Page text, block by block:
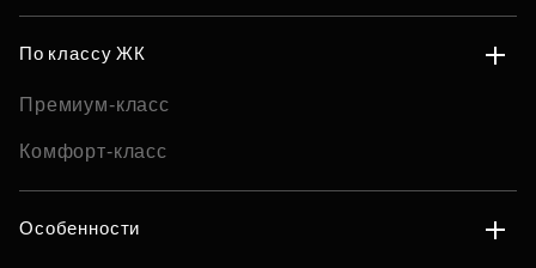
По классу ЖК
Премиум-класс
Комфорт-класс
Особенности